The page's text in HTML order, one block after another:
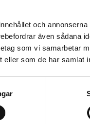
och
även sådana
som vi samarbetar
som de har samlat
rejält med
på hela
för
och
Bli